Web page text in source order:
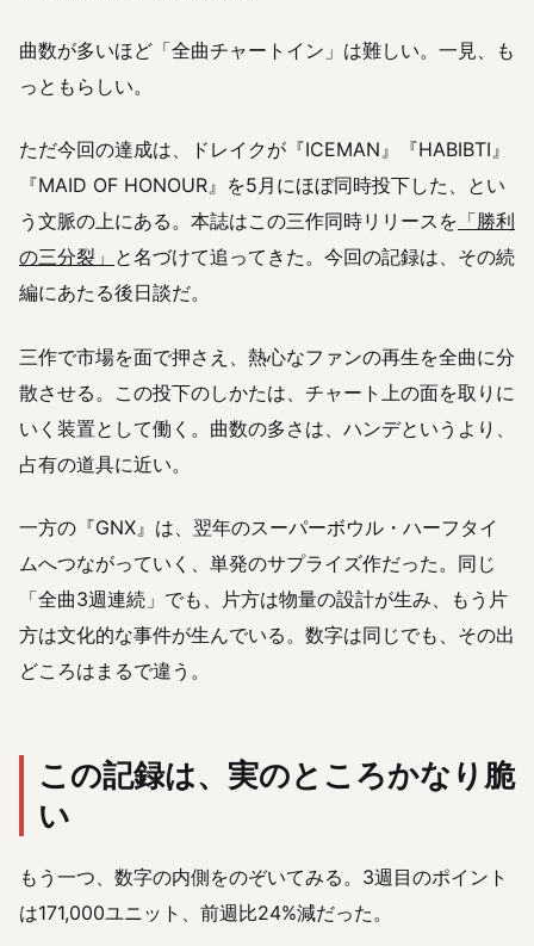
曲数が多いほど「全曲チャートイン」は難しい。一見、も
っともらしい。
ただ今回の達成は、ドレイクが『ICEMAN』『HABIBTI』
『MAID OF HONOUR』を5月にほぼ同時投下した、とい
う文脈の上にある。本誌はこの三作同時リリースを 「勝利
の三分裂」 と名づけて追ってきた。今回の記録は、その続
編にあたる後日談だ。
三作で市場を面で押さえ、熱心なファンの再生を全曲に分
散させる。この投下のしかたは、チャート上の面を取りに
いく装置として働く。曲数の多さは、ハンデというより、
占有の道具に近い。
一方の『GNX』は、翌年のスーパーボウル・ハーフタイ
ムへつながっていく、単発のサプライズ作だった。同じ
「全曲3週連続」でも、片方は物量の設計が生み、もう片
方は文化的な事件が生んでいる。数字は同じでも、その出
どころはまるで違う。
この記録は、実のところかなり脆
い
もう一つ、数字の内側をのぞいてみる。3週目のポイント
は171,000ユニット、前週比24%減だった。